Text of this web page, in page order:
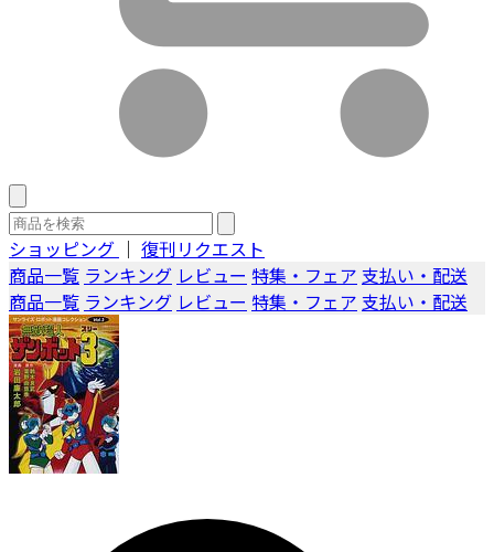
ショッピング ｜ 復刊リクエスト
商品一覧 ランキング レビュー 特集・フェア 支払い・配送
商品一覧 ランキング レビュー 特集・フェア 支払い・配送